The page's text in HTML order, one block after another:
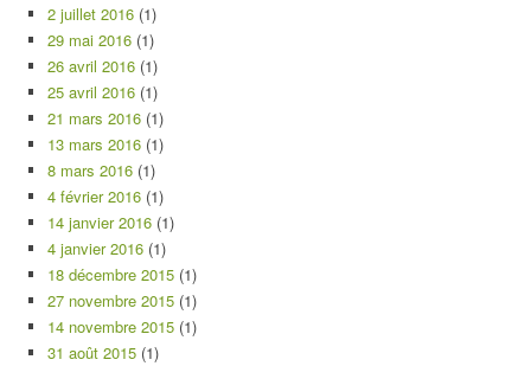
2 juillet 2016 (1)
29 mai 2016 (1)
26 avril 2016 (1)
25 avril 2016 (1)
21 mars 2016 (1)
13 mars 2016 (1)
8 mars 2016 (1)
4 février 2016 (1)
14 janvier 2016 (1)
4 janvier 2016 (1)
18 décembre 2015 (1)
27 novembre 2015 (1)
14 novembre 2015 (1)
31 août 2015 (1)